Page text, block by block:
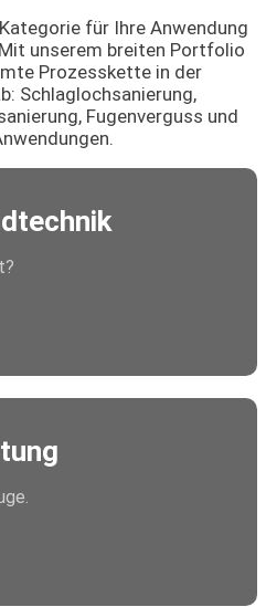
für Ihre Anwendung
unserem breiten Portfolio
Prozesskette in der
Schlaglochsanierung,
Fugenverguss und